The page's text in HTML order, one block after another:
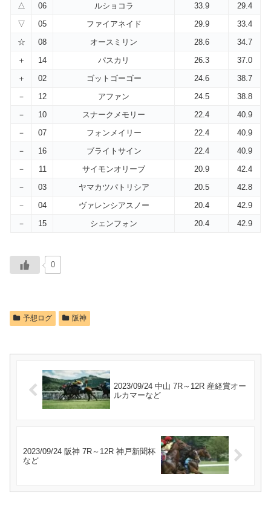
△
06 ルショコラ 33.9
29.4
▽
05 ファイアネイド 29.9
33.4
☆
08 オースミリン 28.6
34.7
＋
14 パスカリ 26.3
37.0
＋
02 ゴットゴーゴー 24.6
38.7
－
12 アファン 24.5
38.8
－
10 スナークメモリー 22.4
40.9
－
07 フォンメイリー 22.4
40.9
－
16 ブライトサイン 22.4
40.9
－
11 サイモンオリーブ 20.9
42.4
－
03 ヤマカツパトリシア 20.5
42.8
－
04 ヴァレンシアスノー 20.4
42.9
－
15 シェンフォン 20.4 42.9
0
予想ログ 阪神
2023/09/24 中山 7R～12R 産経賞オー
ルカマーなど
2023/09/24 阪神 7R～12R 神戸新聞杯
など